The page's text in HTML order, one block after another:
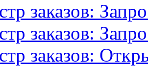
заказов:
заказов:
заказов: